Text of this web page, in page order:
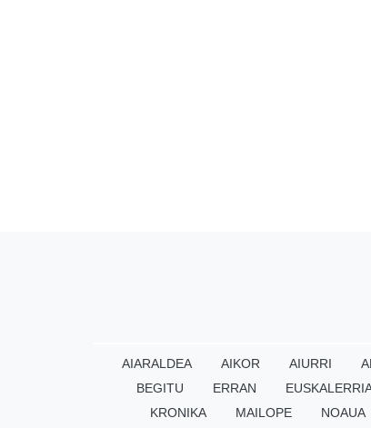
AIARALDEA AIKOR AIURRI
BEGITU
ERRAN
KRONIKA
MAILOPE NOAUA